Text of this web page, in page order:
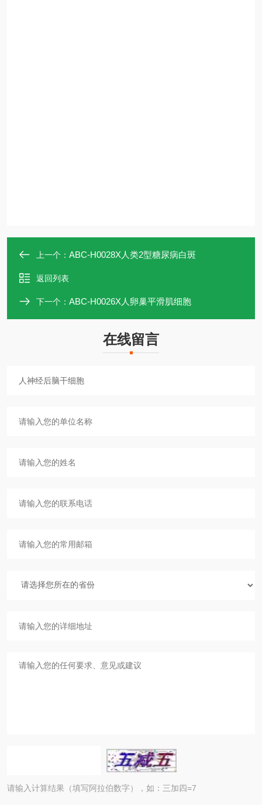
上一个： ABC-H0028X人类2型糖尿病白斑
返回列表
下一个： ABC-H0026X人卵巢平滑肌细胞
在线留言
请输入计算结果（填写阿拉伯数字），如：三加四=7